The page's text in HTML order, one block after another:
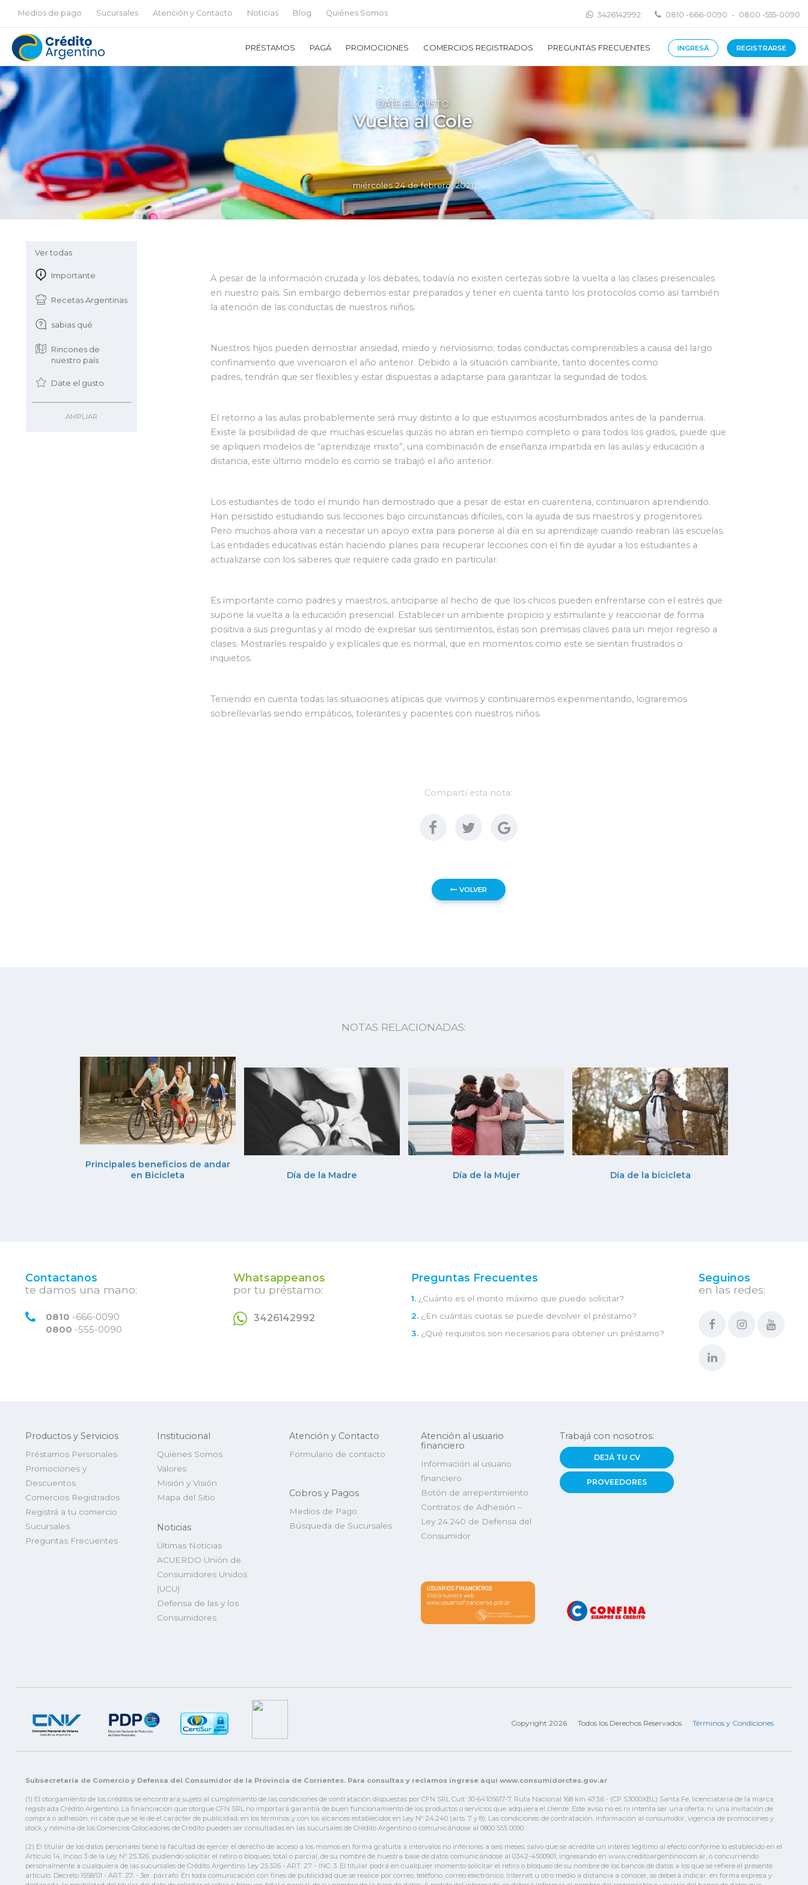
0810 -666-0090 - 0800 -555-0090
3426142992
PRÉSTAMOS PAGÁ PROMOCIONES COMERCIOS REGISTRADOS PREGUNTAS FRECUENTES INGRESÁ REGISTRARSE
Medios de pago Sucursales Atención y Contacto Noticias Blog Quiénes Somos
DATE EL GUSTO
Vuelta al Cole
miércoles 24 de febrero, 2021
Ver todas
Importante
Recetas Argentinas
sabias qué
Rincones de
nuestro país
Date el gusto
AMPLIAR
A pesar de la información cruzada y los debates, todavía no existen certezas sobre la vuelta a las clases presenciales
en nuestro país. Sin embargo debemos estar preparados y tener en cuenta tanto los protocolos como así también
la atención de las conductas de nuestros niños.
Nuestros hijos pueden demostrar ansiedad, miedo y nerviosismo; todas conductas comprensibles a causa del largo
confinamiento que vivenciaron el año anterior. Debido a la situación cambiante, tanto docentes como
padres, tendrán que ser flexibles y estar dispuestas a adaptarse para garantizar la seguridad de todos.
El retorno a las aulas probablemente será muy distinto a lo que estuvimos acostumbrados antes de la pandemia.
Existe la posibilidad de que muchas escuelas quizás no abran en tiempo completo o para todos los grados, puede que
se apliquen modelos de “aprendizaje mixto”, una combinación de enseñanza impartida en las aulas y educación a
distancia, este último modelo es como se trabajó el año anterior.
Los estudiantes de todo el mundo han demostrado que a pesar de estar en cuarentena, continuaron aprendiendo.
Han persistido estudiando sus lecciones bajo circunstancias difíciles, con la ayuda de sus maestros y progenitores.
Pero muchos ahora van a necesitar un apoyo extra para ponerse al día en su aprendizaje cuando reabran las escuelas.
Las entidades educativas están haciendo planes para recuperar lecciones con el fin de ayudar a los estudiantes a
actualizarse con los saberes que requiere cada grado en particular.
Es importante como padres y maestros, anticiparse al hecho de que los chicos pueden enfrentarse con el estrés que
supone la vuelta a la educación presencial. Establecer un ambiente propicio y estimulante y reaccionar de forma
positiva a sus preguntas y al modo de expresar sus sentimientos, éstas son premisas claves para un mejor regreso a
clases. Mostrarles respaldo y explícales que es normal, que en momentos como este se sientan frustrados o
inquietos.
Teniendo en cuenta todas las situaciones atípicas que vivimos y continuaremos experimentando, lograremos
sobrellevarlas siendo empáticos, tolerantes y pacientes con nuestros niños.
Compartí esta nota:
VOLVER
NOTAS RELACIONADAS:
Principales beneficios de andar
en Bicicleta
Día de la Madre Día de la Mujer Día de la bicicleta
Contactanos
te damos una mano:
0810 -666-0090
0800 -555-0090
Whatsappeanos
por tu préstamo:
3426142992
Preguntas Frecuentes
1. ¿Cuánto es el monto máximo que puedo solicitar?
2. ¿En cuántas cuotas se puede devolver el préstamo?
3. ¿Qué requisitos son necesarios para obtener un préstamo?
Seguinos
en las redes:
Productos y Servicios
Préstamos Personales
Promociones y
Descuentos
Comercios Registrados
Registrá a tu comercio
Sucursales
Preguntas Frecuentes
Institucional
Quienes Somos
Valores
Misión y Visión
Mapa del Sitio
Noticias
Últimas Noticias
ACUERDO Unión de
Consumidores Unidos
(UCU)
Defensa de las y los
Consumidores
Atención y Contacto
Formulario de contacto
Cobros y Pagos
Medios de Pago
Búsqueda de Sucursales
Atención al usuario
financiero
Información al usuario
financiero
Botón de arrepentimiento
Contratos de Adhesión –
Ley 24.240 de Defensa del
Consumidor
Trabajá con nosotros:
DEJÁ TU CV
PROVEEDORES
Copyright 2026 Todos los Derechos Reservados Términos y Condiciones
Subsecretaría de Comercio y Defensa del Consumidor de la Provincia de Corrientes. Para consultas y reclamos ingrese aquí www.consumidorctes.gov.ar
(1) El otorgamiento de los créditos se encontrara sujeto al cumplimiento de las condiciones de contratación dispuestas por CFN SRL Cuit: 30-64105617-7. Ruta Nacional 168 km 473,6 - (CP S3000XBL) Santa Fe, licenciataria de la marca
registrada Crédito Argentino. La financiación que otorgue CFN SRL no importará garantía de buen funcionamiento de los productos o servicios que adquiera el cliente. Este aviso no es ni intenta ser una oferta, ni una invitación de
compra o adhesión, ni cabe que se le de el carácter de publicidad, en los términos y con los alcances establecidos en Ley Nº 24.240 (arts. 7 y 8). Las condiciones de contratación, información al consumidor, vigencia de promociones y
stock y nómina de los Comercios Colocadores de Crédito pueden ser consultadas en las sucursales de Crédito Argentino o comunicándose al 0800 555 0090.
(2) El titular de los datos personales tiene la facultad de ejercer el derecho de acceso a los mismos en forma gratuita a intervalos no inferiores a seis meses, salvo que se acredite un interés legítimo al efecto conforme lo establecido en el
Artículo 14, Inciso 3 de la Ley Nº 25.326, pudiendo solicitar el retiro o bloqueo, total o parcial, de su nombre de nuestra base de datos comunicándose al 0342-4500901, ingresando en www.creditoargentino.com.ar, o concurriendo
personalmente a cualquiera de las sucursales de Crédito Argentino. Ley 25.326 - ART. 27. - INC. 3. El titular podrá en cualquier momento solicitar el retiro o bloqueo de su nombre de los bancos de datos a los que se refiere el presente
artículo. Decreto 1558/01 - ART. 27. - 3er. párrafo. En toda comunicación con fines de publicidad que se realice por correo, teléfono, correo electrónico, Internet u otro medio a distancia a conocer, se deberá indicar, en forma expresa y